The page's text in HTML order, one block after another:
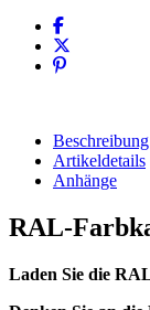
Beschreibung
Artikeldetails
Anhänge
RAL-
Laden Sie die